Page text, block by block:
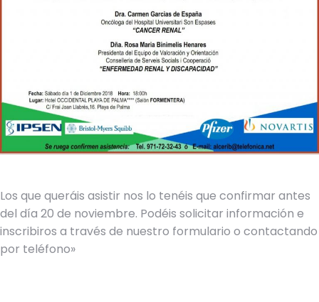
Los que queráis asistir nos lo tenéis que confirmar antes
del día 20 de noviembre. Podéis solicitar información e
inscribiros a través de nuestro formulario o contactando
por teléfono»